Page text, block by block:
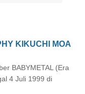
KIKUCHI MOA
BABYMETAL (Era
4 Juli 1999 di